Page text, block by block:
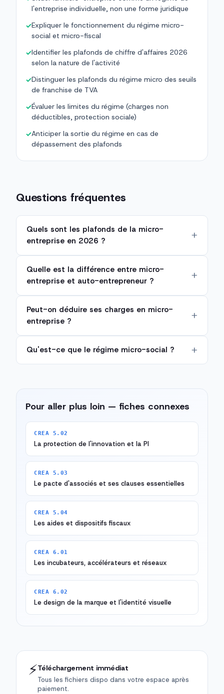
l'entreprise individuelle, non une forme juridique
✓Expliquer le fonctionnement du régime micro-
social et micro-fiscal
✓Identifier les plafonds de chiffre d'affaires 2026
selon la nature de l'activité
✓Distinguer les plafonds du régime micro des seuils
de franchise de TVA
✓Évaluer les limites du régime (charges non
déductibles, protection sociale)
✓Anticiper la sortie du régime en cas de
dépassement des plafonds
Questions fréquentes
Quels sont les plafonds de la micro-
entreprise en 2026 ?
Quelle est la différence entre micro-
entreprise et auto-entrepreneur ?
Peut-on déduire ses charges en micro-
entreprise ?
Qu'est-ce que le régime micro-social ?
Pour aller plus loin — fiches connexes
CREA 5.02
La protection de l'innovation et la PI
CREA 5.03
Le pacte d'associés et ses clauses essentielles
CREA 5.04
Les aides et dispositifs fiscaux
CREA 6.01
Les incubateurs, accélérateurs et réseaux
CREA 6.02
Le design de la marque et l'identité visuelle
⚡Téléchargement immédiat
Tous les fichiers dispo dans votre espace après
paiement.